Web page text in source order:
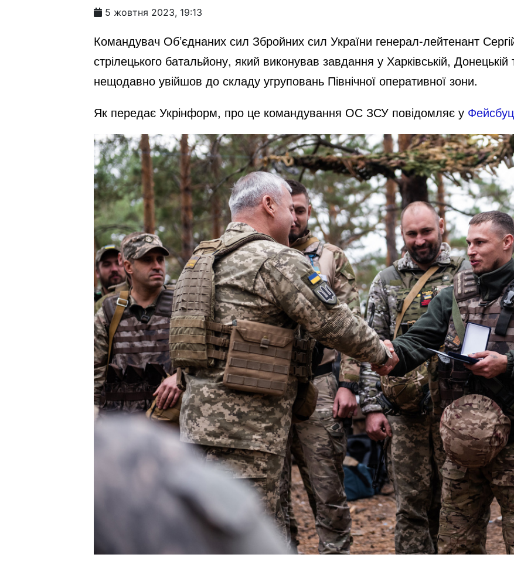
d
e
o
5 жовтня 2023, 19:13
Командувач Об’єднаних сил Збройних сил України генерал-лейтенант
стрілецького батальйону, який виконував завдання у Харківській, Донецькій
нещодавно увійшов до складу угруповань Північної оперативної зони.
Як передає Укрінформ, про це командування ОС ЗСУ повідомляє у